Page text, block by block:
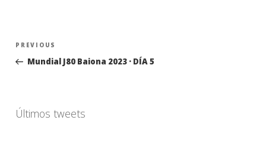
Navegación
entradas
Previous
Post
PREVIOUS
Mundial J80 Baiona 2023 · DÍA 5
Últimos tweets